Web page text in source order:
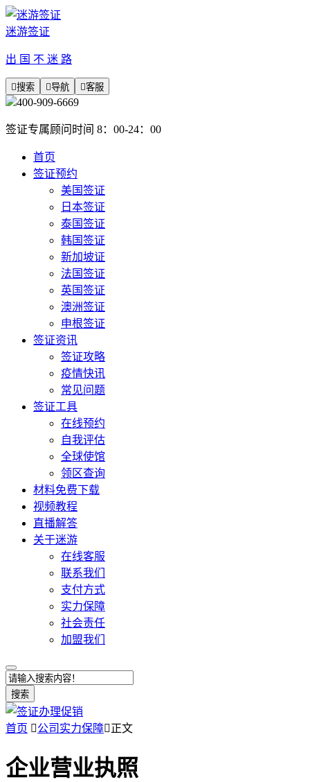
迷游签证
出 国 不 迷 路
搜索 导航 客服
400-909-6669
签证专属顾问时间 8：00-24：00
首页
签证预约
美国签证
日本签证
泰国签证
韩国签证
新加坡证
法国签证
英国签证
澳洲签证
申根签证
签证资讯
签证攻略
疫情快讯
常见问题
签证工具
在线预约
自我评估
全球使馆
领区查询
材料免费下载
视频教程
直播解答
关于迷游
在线客服
联系我们
支付方式
实力保障
社会责任
加盟我们
搜索
首页 公司实力保障正文
企业营业执照